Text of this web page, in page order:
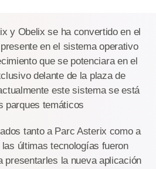
y Obelix se ha convertido en el
en el sistema operativo
que se potenciara en el
delante de la plaza de
este sistema se está
parques temáticos
tanto a Parc Asterix como a
últimas tecnologías fueron
presentarles la nueva aplicación